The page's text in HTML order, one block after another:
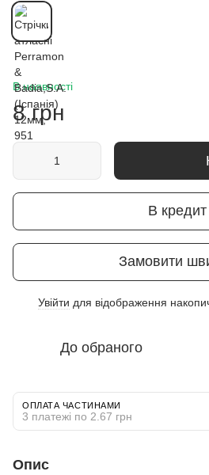
В наявності
8 грн
В кредит
Замовити
Увійти для відображення
До обраного
ОПЛАТА ЧАСТИНАМИ
3 платежі по 2.67 грн
Опис